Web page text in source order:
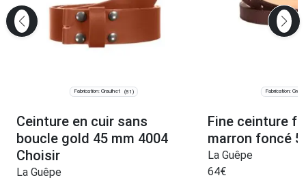
Fabrication: Graulhet (81)
Ceinture en cuir sans
boucle gold 45 mm 4004
Choisir
La Guêpe
Fabrication:
Fine ceinture
marron foncé
La Guêpe
64€